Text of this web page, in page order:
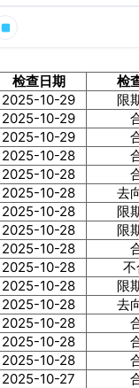
检查日期 检
2025-10-29 限
2025-10-29
2025-10-29
2025-10-28
2025-10-28
2025-10-28 去
2025-10-28 限
2025-10-28 限
2025-10-28
2025-10-28 不
2025-10-28 限
2025-10-28 去
2025-10-28
2025-10-28
2025-10-28
2025-10-27